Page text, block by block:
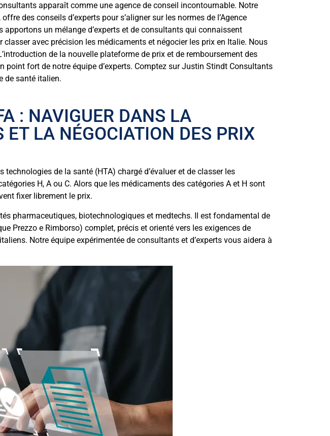
apparaît comme une agence de conseil incontournable. Notre
des conseils d’experts pour s’aligner sur les normes de l’Agence
un mélange d’experts et de consultants qui connaissent
avec précision les médicaments et négocier les prix en Italie. Nous
de la nouvelle plateforme de prix et de remboursement des
point fort de notre équipe d’experts. Comptez sur Justin Stindt Consultants
de santé italien.
: NAVIGUER DANS LA
LA NÉGOCIATION DES PRIX
technologies de la santé (HTA) chargé d’évaluer et de classer les
H, A ou C. Alors que les médicaments des catégories A et H sont
fixer librement le prix.
pharmaceutiques, biotechnologiques et medtechs. Il est fondamental de
Prezzo e Rimborso) complet, précis et orienté vers les exigences de
Notre équipe expérimentée de consultants et d’experts vous aidera à